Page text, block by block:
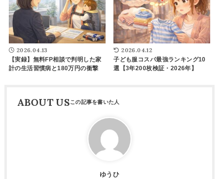
2026.04.13
【実録】無料FP相談で判明した家
計の生活習慣病と180万円の衝撃
2026.04.12
子ども服コスパ最強ランキング10
選【3年200枚検証・2026年】
ABOUT US
ゆうひ